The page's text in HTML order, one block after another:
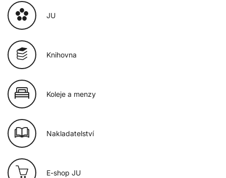
JU
Knihovna
Koleje a menzy
Nakladatelství
E-shop JU